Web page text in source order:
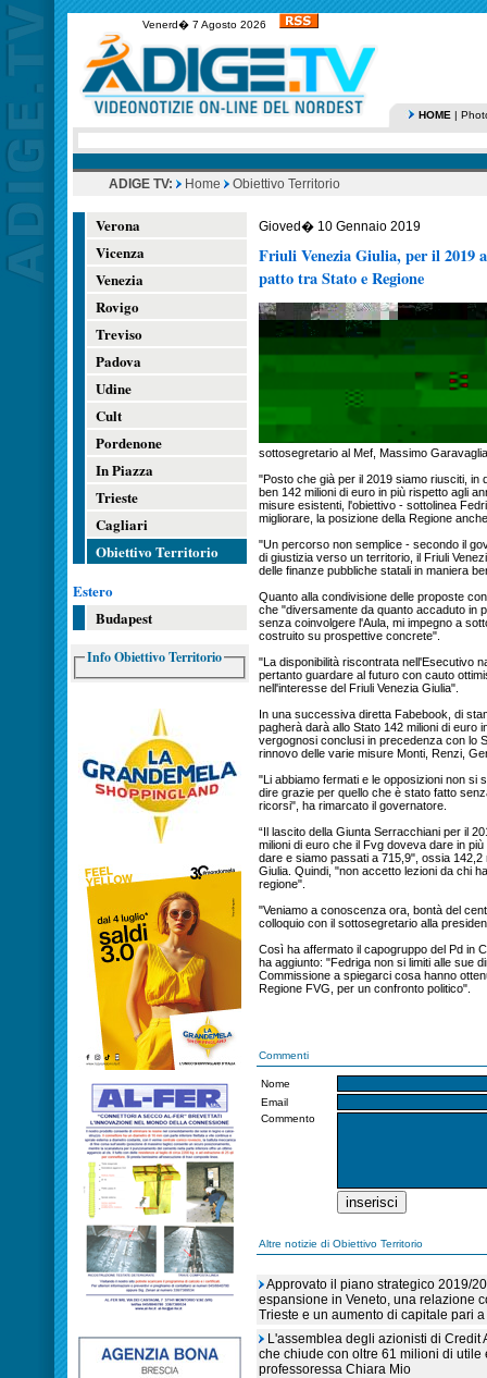
Venerd� 7 Agosto 2026
HOME |
ADIGE TV: Home Obiettivo Territorio
Verona
Vicenza
Venezia
Rovigo
Treviso
Padova
Udine
Cult
Pordenone
In Piazza
Trieste
Cagliari
Obiettivo Territorio
Estero
Budapest
Info Obiettivo Territorio
Gioved� 10 Gennaio 2019
Friuli Venezia Giulia, per il 2019
patto tra Stato e Regione
sottosegretario al Mef, Massimo
"Posto che già per il 2019 siamo riusciti, in
ben 142 milioni di euro in più rispetto agli
misure esistenti, l'obiettivo - sottolinea
migliorare, la posizione della Regione
"Un percorso non semplice - secondo il
di giustizia verso un territorio, il Friuli
delle finanze pubbliche statali in maniera
Quanto alla condivisione delle proposte
che "diversamente da quanto accaduto in
senza coinvolgere l'Aula, mi impegno a
costruito su prospettive concrete".
"La disponibilità riscontrata nell'Esecutivo
pertanto guardare al futuro con cauto
nell'interesse del Friuli Venezia Giulia".
In una successiva diretta Fabebook, di
pagherà darà allo Stato 142 milioni di euro
vergognosi conclusi in precedenza con lo
rinnovo delle varie misure Monti, Renzi,
"Li abbiamo fermati e le opposizioni non si
dire grazie per quello che è stato fatto
ricorsi", ha rimarcato il governatore.
“Il lascito della Giunta Serracchiani per il
milioni di euro che il Fvg doveva dare in
dare e siamo passati a 715,9", ossia 142,2
Giulia. Quindi, "non accetto lezioni da chi
regione".
"Veniamo a conoscenza ora, bontà del
colloquio con il sottosegretario alla
Così ha affermato il capogruppo del Pd in
ha aggiunto: "Fedriga non si limiti alle sue
Commissione a spiegarci cosa hanno
Regione FVG, per un confronto politico".
Commenti
Nome
Email
Commento
Altre notizie di Obiettivo Territorio
Approvato il piano strategico 2019/
espansione in Veneto, una relazione
Trieste e un aumento di capitale pari
L'assemblea degli azionisti di
che chiude con oltre 61 milioni di
professoressa Chiara Mio